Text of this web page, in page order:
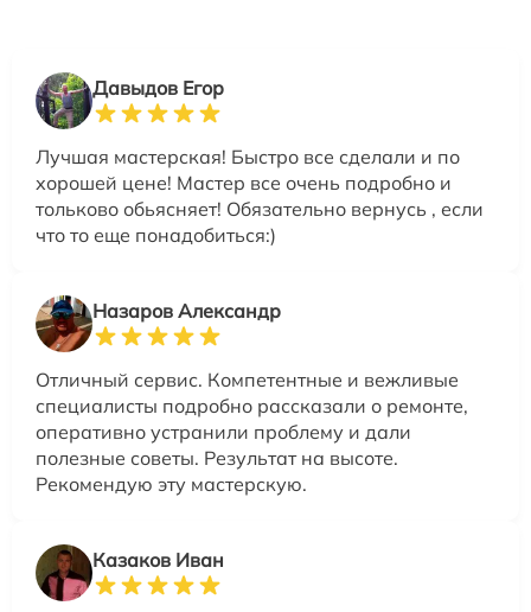
Давыдов Егор
Лучшая мастерская! Быстро все сделали и по
хорошей цене! Мастер все очень подробно и
тольково обьясняет! Обязательно вернусь , если
что то еще понадобиться:)
Назаров Александр
Отличный сервис. Компетентные и вежливые
специалисты подробно рассказали о ремонте,
оперативно устранили проблему и дали
полезные советы. Результат на высоте.
Рекомендую эту мастерскую.
Казаков Иван